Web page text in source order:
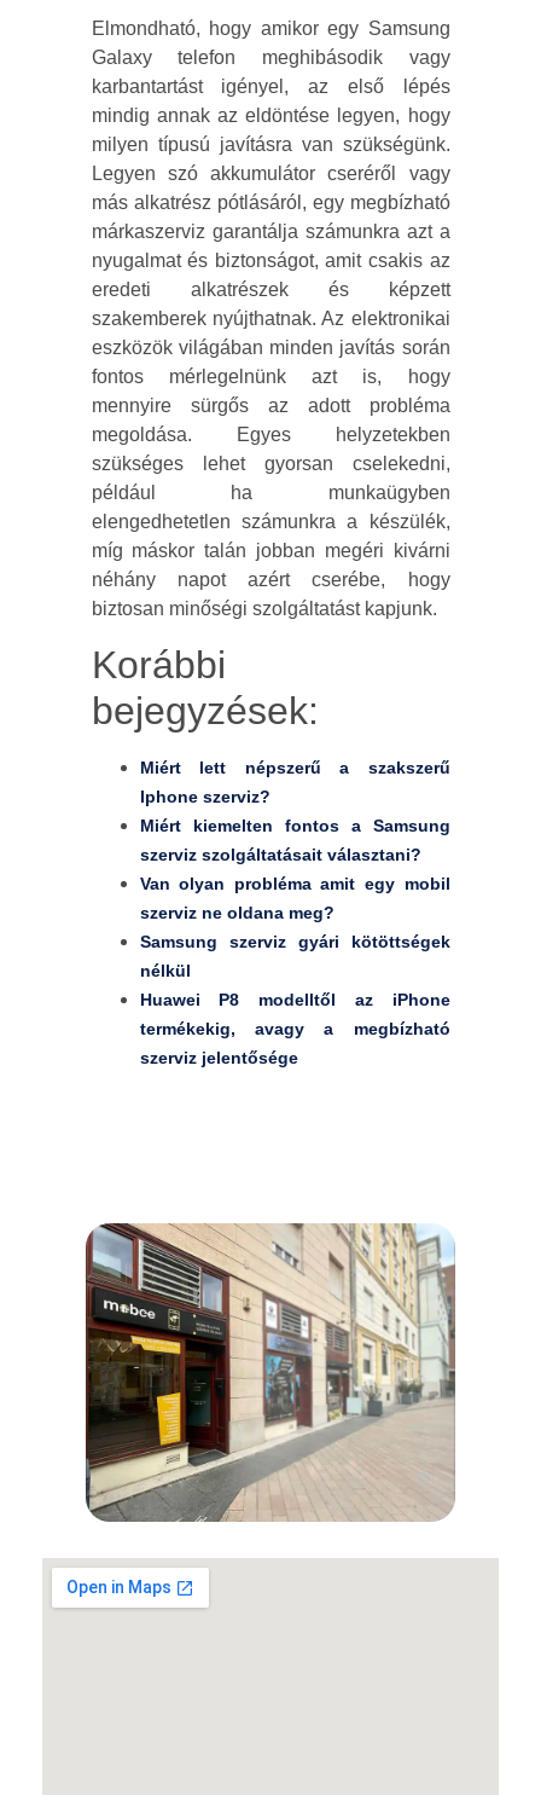
Elmondható, hogy amikor egy Samsung
Galaxy telefon meghibásodik vagy
karbantartást igényel, az első lépés
mindig annak az eldöntése legyen, hogy
milyen típusú javításra van szükségünk.
Legyen szó akkumulátor cseréről vagy
más alkatrész pótlásáról, egy megbízható
márkaszerviz garantálja számunkra azt a
nyugalmat és biztonságot, amit csakis az
eredeti alkatrészek és képzett
szakemberek nyújthatnak. Az elektronikai
eszközök világában minden javítás során
fontos mérlegelnünk azt is, hogy
mennyire sürgős az adott probléma
megoldása. Egyes helyzetekben
szükséges lehet gyorsan cselekedni,
például ha munkaügyben
elengedhetetlen számunkra a készülék,
míg máskor talán jobban megéri kivárni
néhány napot azért cserébe, hogy
biztosan minőségi szolgáltatást kapjunk.
Korábbi
bejegyzések:
Miért lett népszerű a szakszerű
Iphone szerviz?
Miért kiemelten fontos a Samsung
szerviz szolgáltatásait választani?
Van olyan probléma amit egy mobil
szerviz ne oldana meg?
Samsung szerviz gyári kötöttségek
nélkül
Huawei P8 modelltől az iPhone
termékekig, avagy a megbízható
szerviz jelentősége